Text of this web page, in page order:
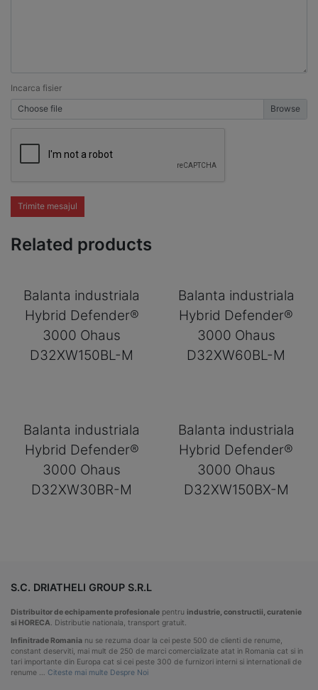
Incarca fisier
Choose file
Trimite mesajul
Related products
Balanta industriala
Hybrid Defender®
3000 Ohaus
D32XW150BL-M
Balanta industriala
Hybrid Defender®
3000 Ohaus
D32XW60BL-M
Balanta industriala
Hybrid Defender®
3000 Ohaus
D32XW30BR-M
Balanta industriala
Hybrid Defender®
3000 Ohaus
D32XW150BX-M
S.C. DRIATHELI GROUP S.R.L
Distribuitor de echipamente profesionale pentru industrie, constructii, curatenie
si HORECA . Distributie nationala, transport gratuit.
Infinitrade Romania nu se rezuma doar la cei peste 500 de clienti de renume,
constant deserviti, mai mult de 250 de marci comercializate atat in Romania cat si in
tari importante din Europa cat si cei peste 300 de furnizori interni si internationali de
renume … Citeste mai multe Despre Noi